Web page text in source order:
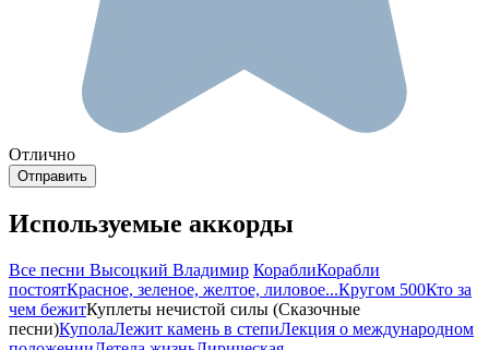
Отлично
Используемые аккорды
Все песни Высоцкий Владимир КораблиКорабли
постоятКрасное, зеленое, желтое, лиловое...Кругом 500Кто за
чем бежитКуплеты нечистой силы (Сказочные
песни)КуполаЛежит камень в степиЛекция о международном